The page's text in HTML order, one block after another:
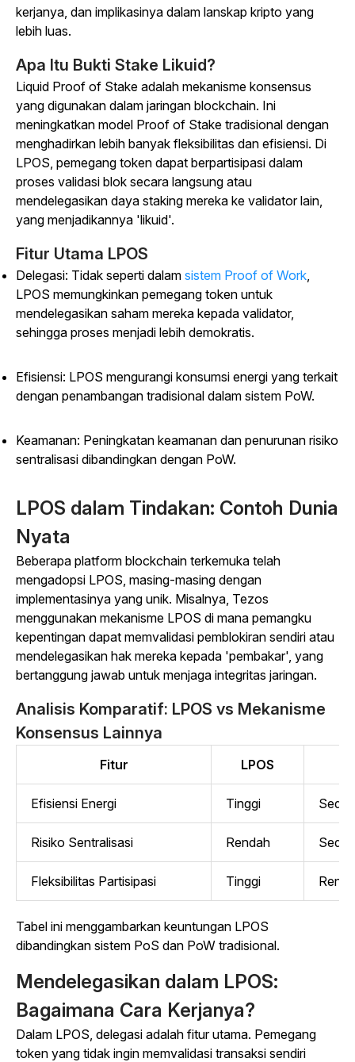
kerjanya, dan implikasinya dalam lanskap kripto yang
lebih luas.
Apa Itu Bukti Stake Likuid?
Liquid Proof of Stake adalah mekanisme konsensus
yang digunakan dalam jaringan blockchain. Ini
meningkatkan model Proof of Stake tradisional dengan
menghadirkan lebih banyak fleksibilitas dan efisiensi. Di
LPOS, pemegang token dapat berpartisipasi dalam
proses validasi blok secara langsung atau
mendelegasikan daya staking mereka ke validator lain,
yang menjadikannya 'likuid'.
Fitur Utama LPOS
Delegasi: Tidak seperti dalam sistem Proof of Work,
LPOS memungkinkan pemegang token untuk
mendelegasikan saham mereka kepada validator,
sehingga proses menjadi lebih demokratis.
Efisiensi: LPOS mengurangi konsumsi energi yang terkait
dengan penambangan tradisional dalam sistem PoW.
Keamanan: Peningkatan keamanan dan penurunan risiko
sentralisasi dibandingkan dengan PoW.
LPOS dalam Tindakan: Contoh Dunia
Nyata
Beberapa platform blockchain terkemuka telah
mengadopsi LPOS, masing-masing dengan
implementasinya yang unik. Misalnya, Tezos
menggunakan mekanisme LPOS di mana pemangku
kepentingan dapat memvalidasi pemblokiran sendiri atau
mendelegasikan hak mereka kepada 'pembakar', yang
bertanggung jawab untuk menjaga integritas jaringan.
Analisis Komparatif: LPOS vs Mekanisme
Konsensus Lainnya
Fitur LPOS
Efisiensi Energi Tinggi
Risiko Sentralisasi Rendah
Fleksibilitas Partisipasi Tinggi
Tabel ini menggambarkan keuntungan LPOS
dibandingkan sistem PoS dan PoW tradisional.
Mendelegasikan dalam LPOS:
Bagaimana Cara Kerjanya?
Dalam LPOS, delegasi adalah fitur utama. Pemegang
token yang tidak ingin memvalidasi transaksi sendiri